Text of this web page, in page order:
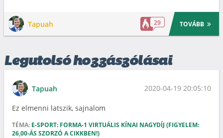
Tapuah 29 TOVÁBB
Legutolsó hozzászólásai
Tapuah 2020-04-19 20:05:10
Ez elmenni latszik, sajnalom
TÉMA: E-SPORT: FORMA-1 VIRTUÁLIS KÍNAI NAGYDÍJ (FIGYELEM:
26,00-ÁS SZORZÓ A CIKKBEN!)